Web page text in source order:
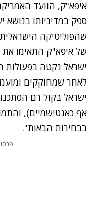
איפא"ק, הוועד
ספק במדיניותו
שהפוליטיקה
של איפא"ק התאימו את
ישראל נקטה בפעולות
לאחר שמחוקקים
ישראל בקול רם הסתכנו
אף כאנטישמיים),
בבחירות הבאות".